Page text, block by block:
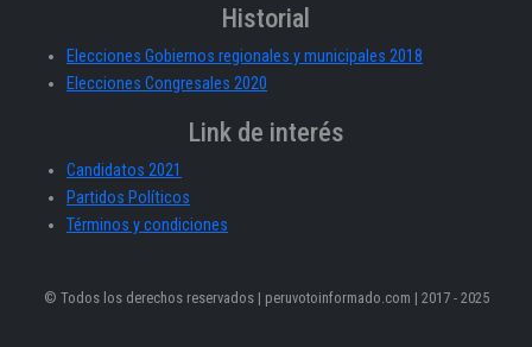
Historial
Elecciones Gobiernos regionales y municipales 2018
Elecciones Congresales 2020
Link de interés
Candidatos 2021
Partidos Políticos
Términos y condiciones
© Todos los derechos reservados | peruvotoinformado.com | 2017 - 2025